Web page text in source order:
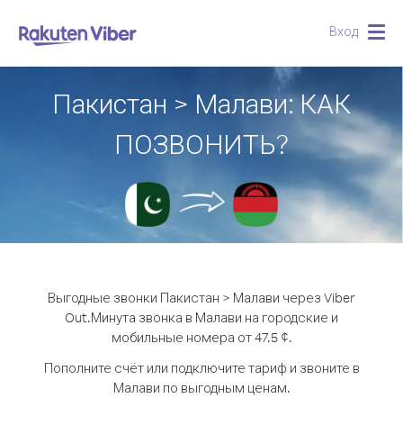
Вход
Пакистан > Малави: КАК
ПОЗВОНИТЬ?
Выгодные звонки Пакистан > Малави через Viber
Out.Минута звонка в Малави на городские и
мобильные номера от 47.5 ¢.
Пополните счёт или подключите тариф и звоните в
Малави по выгодным ценам.